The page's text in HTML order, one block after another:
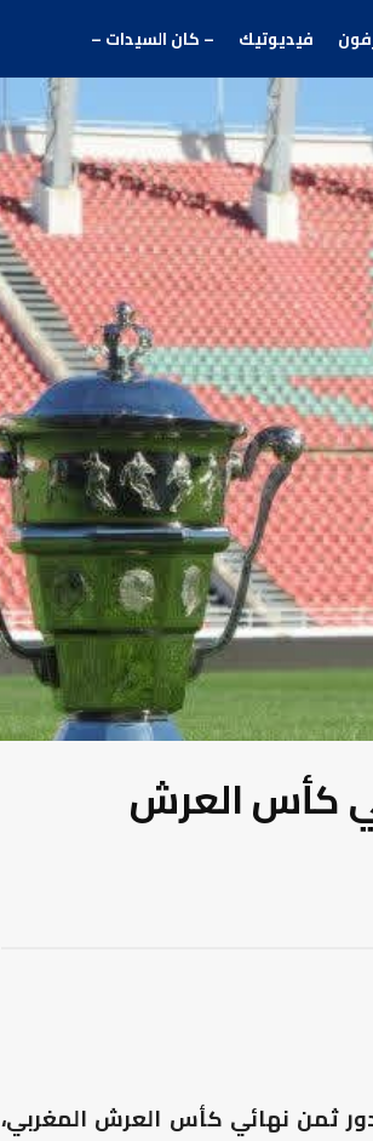
فيديوتيك – كان السيدات –
كأس العرش
ثمن نهائي كأس العرش المغربي،